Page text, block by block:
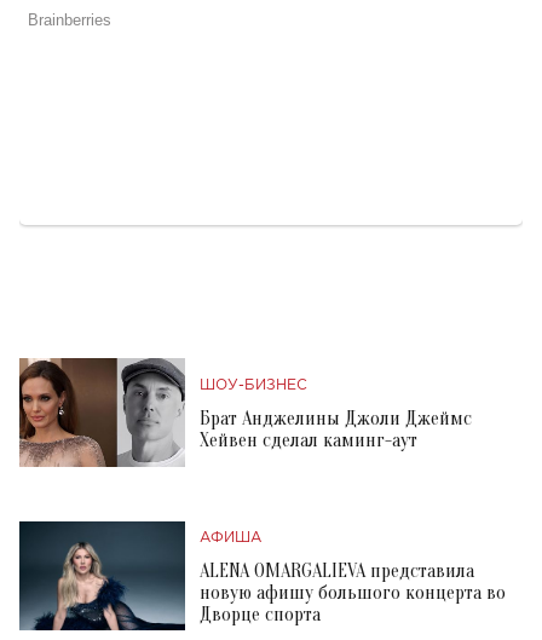
ШОУ-БИЗНЕС
Брат Анджелины Джоли Джеймс
Хейвен сделал каминг-аут
АФИША
ALENA OMARGALIEVA представила
новую афишу большого концерта во
Дворце спорта